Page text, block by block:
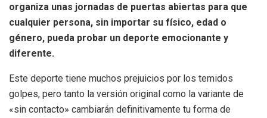
organiza unas jornadas de puertas abiertas para que
cualquier persona, sin importar su físico, edad o
género, pueda probar un deporte emocionante y
diferente.
Este deporte tiene muchos prejuicios por los temidos
golpes, pero tanto la versión original como la variante de
«sin contacto» cambiarán definitivamente tu forma de